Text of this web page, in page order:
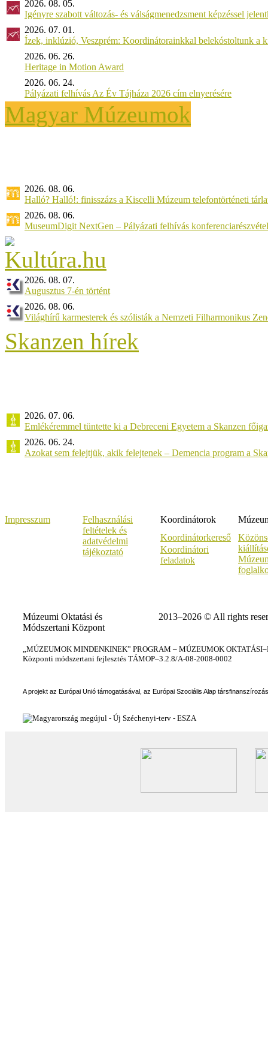
2026. 08. 05.
Igényre szabott változás- és válságmenedzsment képzéssel
2026. 07. 01.
Ízek, inklúzió, Veszprém: Koordinátorainkkal belekóstoltunk a
2026. 06. 26.
Heritage in Motion Award
2026. 06. 24.
Pályázati felhívás Az Év Tájháza 2026 cím elnyerésére
Magyar Múzeumok
2026. 08. 06.
Halló? Halló!: finisszázs a Kiscelli Múzeum telefontörténeti
2026. 08. 06.
MuseumDigit NextGen – Pályázati felhívás
2026. 08. 07.
Augusztus 7-én történt
2026. 08. 06.
Világhírű karmesterek és szólisták a Nemzeti Filharmonikus
Skanzen hírek
2026. 07. 06.
Emlékéremmel tüntette ki a Debreceni Egyetem a Skanzen
2026. 06. 24.
Azokat sem felejtjük, akik felejtenek – Demencia program a
Impresszum
Felhasználási
feltételek és
adatvédelmi
tájékoztató
Koordinátorok
Koordinátorkereső
Koordinátori
feladatok
Múzeumi Oktatási és
Módszertani Központ
2013–2026 © All rights
„MÚZEUMOK MINDENKINEK” PROGRAM – MÚZEUMOK
Központi módszertani fejlesztés TÁMOP–3.2.8/A-08-2008-0002
A projekt az Európai Unió támogatásával, az Európai Szociális Alap